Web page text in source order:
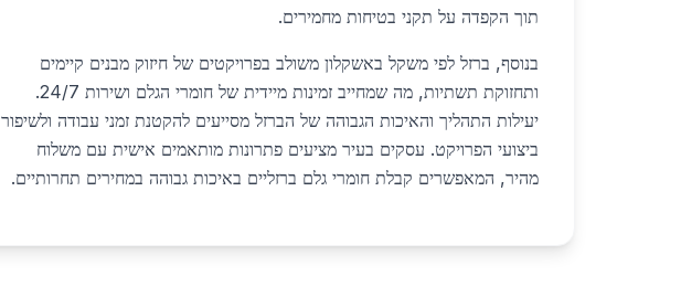
תוך הקפדה על תקני בטיחות מחמירים.
בנוסף, ברזל לפי משקל באשקלון משולב בפרויקטים של חיזוק מבנים קיימים
ותחזוקת תשתיות, מה שמחייב זמינות מיידית של חומרי הגלם ושירות 24/7.
יעילות התהליך והאיכות הגבוהה של הברזל מסייעים להקטנת זמני עבודה ולשיפור
ביצועי הפרויקט. עסקים בעיר מציעים פתרונות מותאמים אישית עם משלוח
מהיר, המאפשרים קבלת חומרי גלם ברזליים באיכות גבוהה במחירים תחרותיים.